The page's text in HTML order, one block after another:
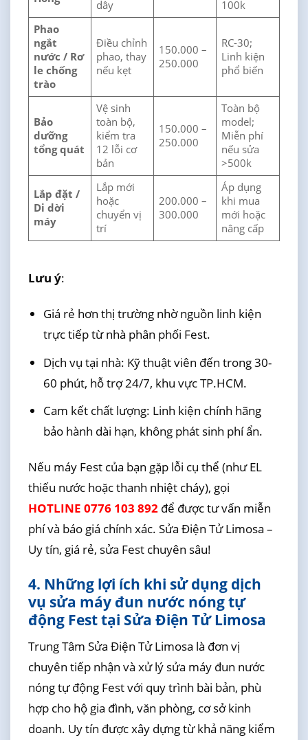
dây
100k
Phao
ngắt
nước / Rơ
le chống
trào
Điều chỉnh
phao, thay
nếu kẹt
150.000 –
250.000
RC-30;
Linh kiện
phổ biến
Bảo
dưỡng
tổng quát
Vệ sinh
toàn bộ,
kiểm tra
12 lỗi cơ
bản
150.000 –
250.000
Toàn bộ
model;
Miễn phí
nếu sửa
>500k
Lắp đặt /
Di dời
máy
Lắp mới
hoặc
chuyển vị
trí
200.000 –
300.000
Áp dụng
khi mua
mới hoặc
nâng cấp
Lưu ý:
Giá rẻ hơn thị trường nhờ nguồn linh kiện
trực tiếp từ nhà phân phối Fest.
Dịch vụ tại nhà: Kỹ thuật viên đến trong 30-
60 phút, hỗ trợ 24/7, khu vực TP.HCM.
Cam kết chất lượng: Linh kiện chính hãng
bảo hành dài hạn, không phát sinh phí ẩn.
Nếu máy Fest của bạn gặp lỗi cụ thể (như EL
thiếu nước hoặc thanh nhiệt cháy), gọi
HOTLINE 0776 103 892để được tư vấn miễn
phí và báo giá chính xác. Sửa Điện Tử Limosa –
Uy tín, giá rẻ, sửa Fest chuyên sâu!
4. Những lợi ích khi sử dụng dịch
vụ sửa máy đun nước nóng tự
động Fest tại Sửa Điện Tử Limosa
Trung Tâm Sửa Điện Tử Limosa là đơn vị
chuyên tiếp nhận và xử lý sửa máy đun nước
nóng tự động Fest với quy trình bài bản, phù
hợp cho hộ gia đình, văn phòng, cơ sở kinh
doanh. Uy tín được xây dựng từ khả năng kiểm